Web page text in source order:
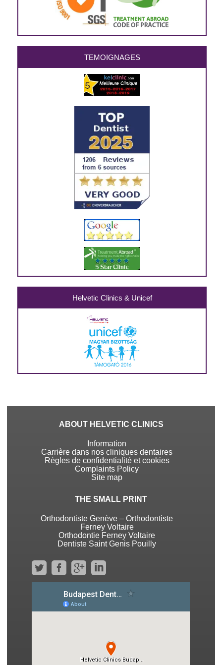
TEMOIGNAGES
Helvetic Clinics & Unicef
ABOUT HELVETIC CLINICS
Information
Carrière dans nos cliniques dentaires
Règles de confidentialité et cookies
Complaints Policy
Site map
THE SMALL PRINT
Orthodontiste Genève – Orthodontiste
Ferney Voltaire
Orthodontie Ferney Voltaire
Dentiste Saint Genis Pouilly